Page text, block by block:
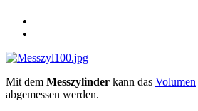
Mit dem Messzylinder kann das Volumen
abgemessen werden.